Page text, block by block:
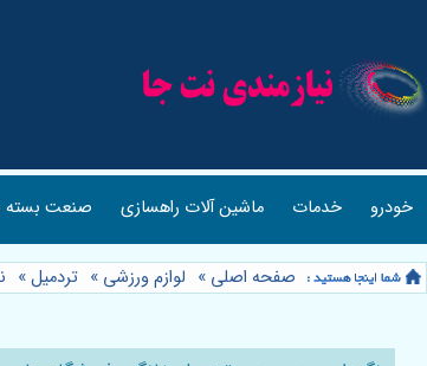
خودرو خدمات ماشین آلات راهسازی صنعت بسته
صفحه اصلی » لوازم ورزشی » تردمیل»